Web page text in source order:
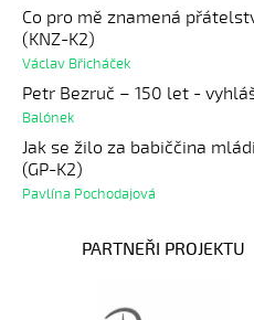
Co pro mě znamená
(KNZ-K2)
Václav Břicháček
Petr Bezruč – 150 let -
Balónek
Jak se žilo za babiččina
(GP-K2)
Pavlína Pochodajová
PARTNEŘI PROJEKTU